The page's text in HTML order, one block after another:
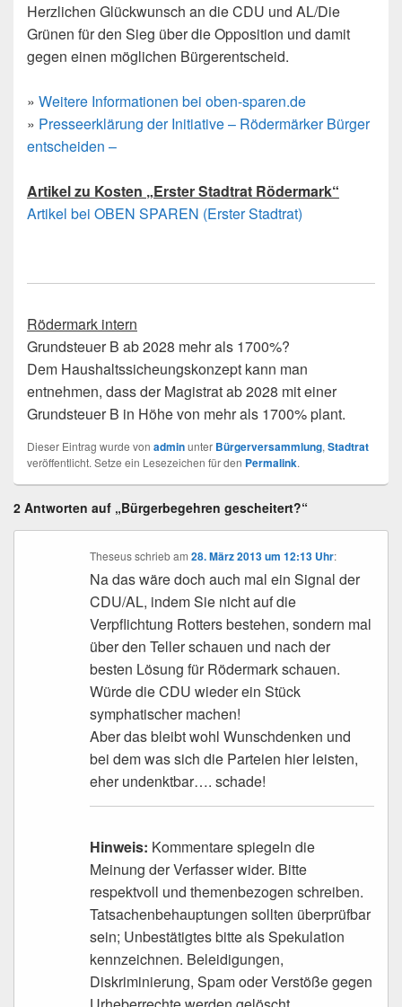
Herzlichen Glückwunsch an die CDU und AL/Die
Grünen für den Sieg über die Opposition und damit
gegen einen möglichen Bürgerentscheid.
» Weitere Informationen bei oben-sparen.de
» Presseerklärung der Initiative – Rödermärker Bürger
entscheiden –
Artikel zu Kosten „Erster Stadtrat Rödermark“
Artikel bei OBEN SPAREN (Erster Stadtrat)
Rödermark intern
Grundsteuer B ab 2028 mehr als 1700%?
Dem Haushaltssicheungskonzept kann man
entnehmen, dass der Magistrat ab 2028 mit einer
Grundsteuer B in Höhe von mehr als 1700% plant.
Dieser Eintrag wurde von adminunter Bürgerversammlung,Stadtrat
veröffentlicht. Setze ein Lesezeichen für den Permalink.
2 Antworten auf „Bürgerbegehren gescheitert?“
Theseus schriebam28. März 2013 um 12:13 Uhr:
Na das wäre doch auch mal ein Signal der
CDU/AL, indem Sie nicht auf die
Verpflichtung Rotters bestehen, sondern mal
über den Teller schauen und nach der
besten Lösung für Rödermark schauen.
Würde die CDU wieder ein Stück
symphatischer machen!
Aber das bleibt wohl Wunschdenken und
bei dem was sich die Parteien hier leisten,
eher undenktbar…. schade!
Hinweis: Kommentare spiegeln die
Meinung der Verfasser wider. Bitte
respektvoll und themenbezogen schreiben.
Tatsachenbehauptungen sollten überprüfbar
sein; Unbestätigtes bitte als Spekulation
kennzeichnen. Beleidigungen,
Diskriminierung, Spam oder Verstöße gegen